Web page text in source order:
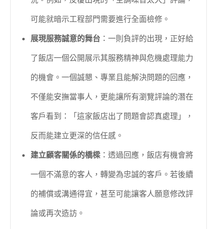
可能就暗示工程部門需要進行全面檢修。
展現服務誠意的舞台 ：一則負評的出現，正好給
了飯店一個公開展示其服務精神與危機處理能力
的機會。一個誠懇、專業且能解決問題的回應，
不僅能安撫當事人，更能讓所有瀏覽評論的潛在
客戶看到：「這家飯店出了問題會認真處理」，
反而能建立更深的信任感。
建立顧客關係的橋樑 ：透過回應，飯店有機會將
一個不滿意的客人，轉變為忠誠的客戶。若後續
的補償或溝通得宜，甚至可能讓客人願意修改評
論或再次造訪。